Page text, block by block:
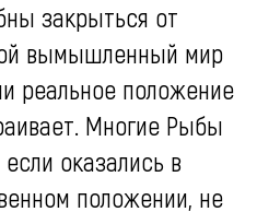
закрыться от
вымышленный мир
реальное положение
Многие Рыбы
оказались в
положении, не